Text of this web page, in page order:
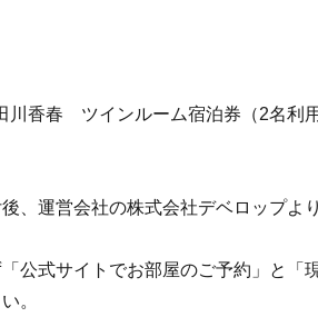
川香春 ツインルーム宿泊券（2名利用
、運営会社の株式会社デベロップよ
公式サイトでお部屋のご予約」と「
。